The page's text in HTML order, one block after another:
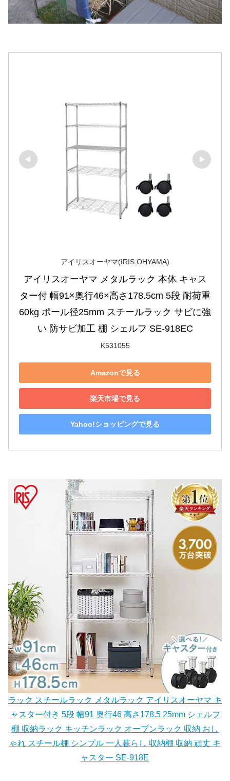
アイリスオーヤマ(IRIS OHYAMA)
アイリスオーヤマ メタルラック 本体 キャス
ター付 幅91×奥行46×高さ178.5cm 5段 耐荷重
60kg ポール径25mm スチールラック サビに強
い 防サビ加工 棚 シェルフ SE-918EC
K531055
Amazonで見る
楽天市場で見る
Yahoo!ショッピングで見る
ラック スチールラック メタルラック アイリスオーヤマ キ
ャスター付き 5段 幅91 奥行46 高さ178.5 25mm シェルフ
棚 収納ラック キッチンラック オープンラック 収納 おし
ゃれ スチール棚 シンプル 一人暮らし 収納棚 収納 頑丈 キ
ャスター SE-918E